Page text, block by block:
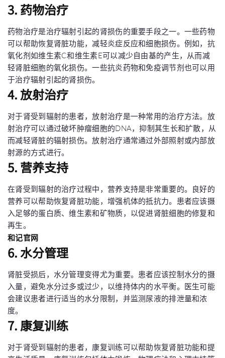
3. 药物治疗
药物治疗是治疗辐射引起的肾损伤的重要手段之一。一些药物
可以帮助恢复肾脏功能，减轻炎症反应和细胞损伤。例如，抗
氧化剂如维生素C和维生素E可以减少自由基的产生，从而减
轻肾脏细胞的氧化损伤。一些抗炎药物和免疫调节剂也可以用
于治疗辐射引起的肾损伤。
4. 放射治疗
对于肾受到辐射的患者，放射治疗是一种常用的治疗方法。放
射治疗可以通过破坏肿瘤细胞的DNA，抑制其生长和扩散，从
而减轻肾脏的辐射损伤。放射治疗通常通过外部照射或内部放
射源的方式进行。
5. 营养支持
在肾受到辐射的治疗过程中，营养支持是非常重要的。良好的
营养可以帮助恢复肾脏功能，增强机体的抵抗力。患者应该摄
入足够的蛋白质、维生素和矿物质，以促进肾脏细胞的修复和
再生。
和记官网
6. 水分管理
肾脏受损后，水分管理变得尤为重要。患者应该控制水分的摄
入量，避免水分过多或过少，以维持体内的水平衡。医生可能
会建议患者进行适当的水分限制，并监测尿液的排泄量和浓
度。
7. 康复训练
对于肾受到辐射的患者，康复训练可以帮助恢复肾脏功能和提